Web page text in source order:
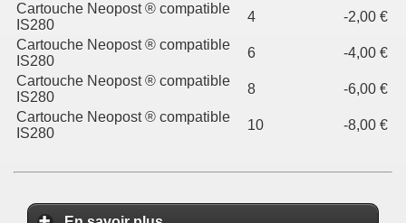
Cartouche Neopost ® compatible
IS280
4
-2,00 €
Cartouche Neopost ® compatible
IS280
6
-4,00 €
Cartouche Neopost ® compatible
IS280
8
-6,00 €
Cartouche Neopost ® compatible
IS280
10 -8,00 €